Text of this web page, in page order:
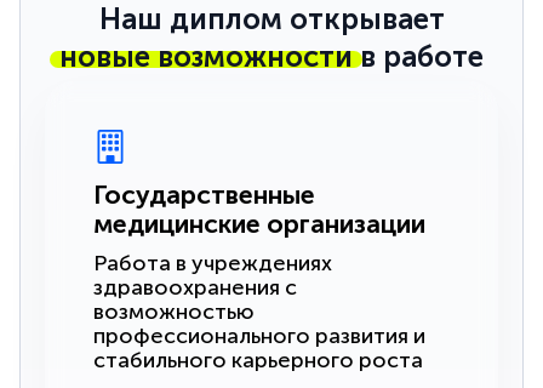
Наш диплом открывает
новые возможностив работе
Государственные
медицинские организации
Работа в учреждениях
здравоохранения с
возможностью
профессионального развития и
стабильного карьерного роста